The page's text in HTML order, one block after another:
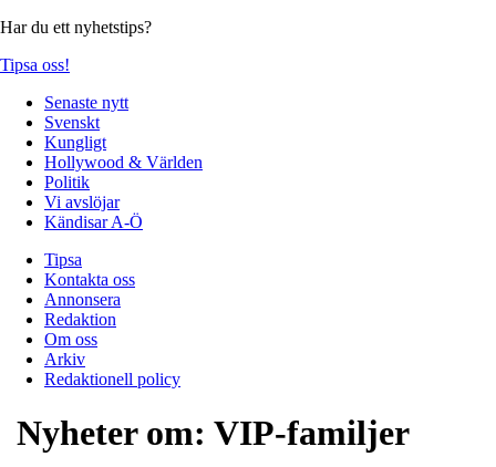
Har du ett nyhetstips?
Tipsa oss!
Senaste nytt
Svenskt
Kungligt
Hollywood & Världen
Politik
Vi avslöjar
Kändisar A-Ö
Tipsa
Kontakta oss
Annonsera
Redaktion
Om oss
Arkiv
Redaktionell policy
Nyheter om: VIP-familjer